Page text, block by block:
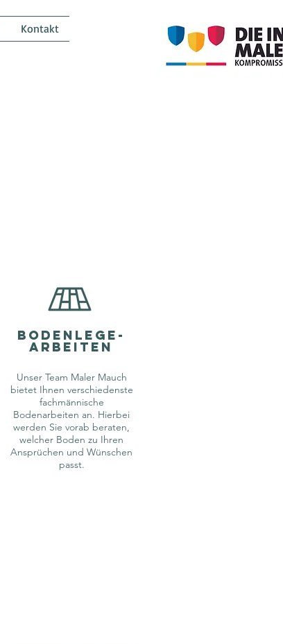
Kontakt
bodenlege-
ARBEITEN
Unser Team Maler Mauch
bietet Ihnen verschiedenste
fachmännische
Bodenarbeiten an. Hierbei
werden Sie vorab beraten,
welcher Boden zu Ihren
Ansprüchen und Wünschen
passt.